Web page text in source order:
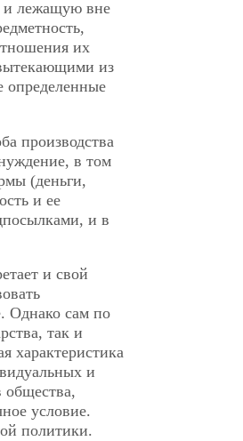
и лежащую вне
их
из
определенные
производства
в том
(деньги,
и ее
и в
и свой
Однако сам по
так и
характеристика
и
общества,
условие.
политики.